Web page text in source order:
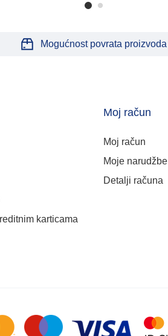
Mogućnost povrata proizvoda
karticama
Moj račun
Moj račun
Moje narudžbe
Detalji računa